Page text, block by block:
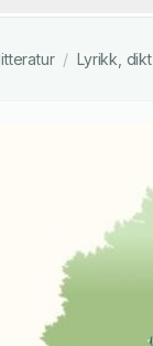
/ Lyrikk,